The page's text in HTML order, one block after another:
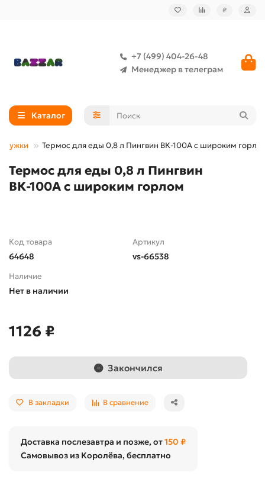
₽
+7 (499) 404-26-48
Менеджер в телеграм
Каталог
Термос для еды 0,8 л Пингвин ВК-100А с широким
Термос для еды 0,8 л Пингвин
ВК-100А с широким горлом
Код товара
64648
Артикул
vs-66538
Наличие
Нет в наличии
1126 ₽
Закончился
В закладки В сравнение
Доставка послезавтра и позже, от150 ₽
Самовывоз из Королёва, бесплатно